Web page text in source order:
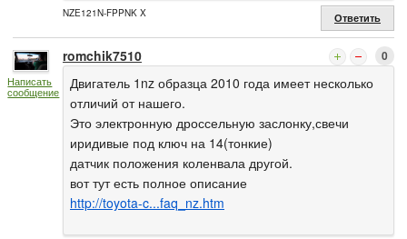
NZE121N-FPPNK X Ответить
Написать
сообщение
romchik7510 0
Двигатель 1nz образца 2010 года имеет несколько
отличий от нашего.
Это электронную дроссельную заслонку,свечи
иридивые под ключ на 14(тонкие)
датчик положения коленвала другой.
вот тут есть полное описание
http://toyota-c...faq_nz.htm